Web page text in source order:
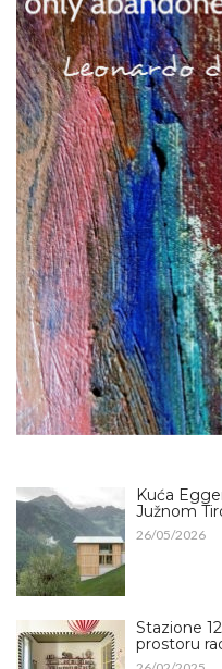
Kuća
Južnom
26/05/2026
Stazione
prostoru